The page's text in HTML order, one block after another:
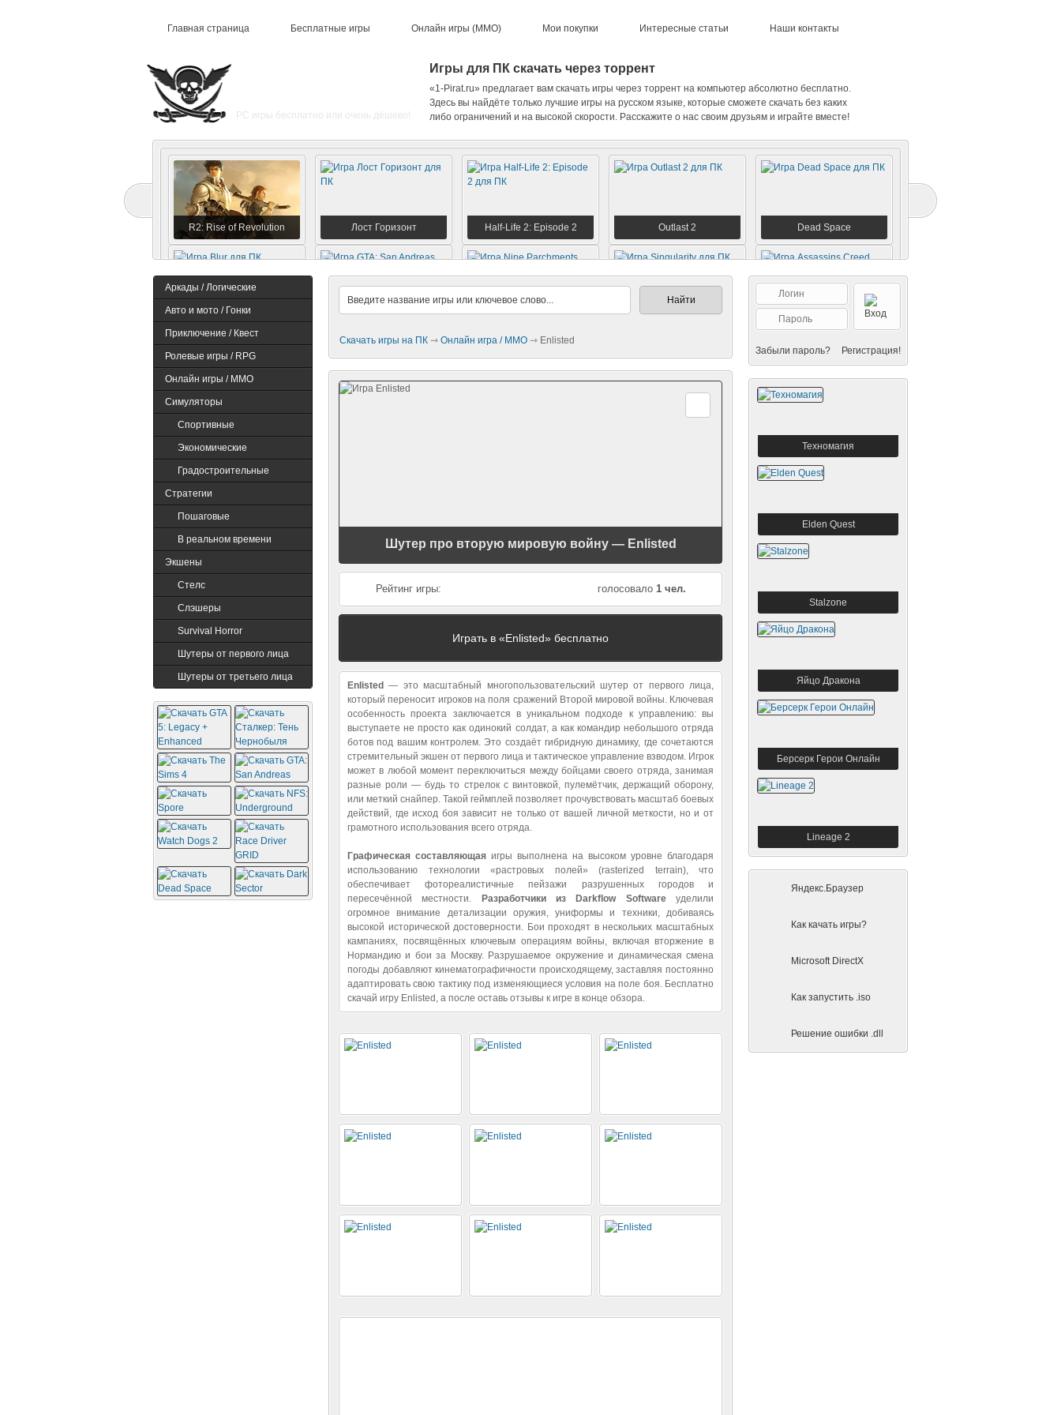
Главная страница Бесплатные игры Онлайн игры (ММО) Мои покупки Интересные статьи Наши контакты
PC игры бесплатно или очень дёшево!
Игры для ПК скачать через торрент
«1-Pirat.ru» предлагает вам скачать игры через торрент на компьютер абсолютно бесплатно.
Здесь вы найдёте только лучшие игры на русском языке, которые сможете скачать без каких
либо ограничений и на высокой скорости. Расскажите о нас своим друзьям и играйте вместе!
R2: Rise of Revolution Лост Горизонт Half-Life 2: Episode 2 Outlast 2 Dead Space
GTA: San Andreas Nine Parchments Singularity Assassins Creed
Point Blank
Скачать игры на ПК ⇾ Онлайн игра / MMO ⇾ Enlisted
Шутер про вторую мировую войну — Enlisted
Рейтинг игры: голосовало 1 чел.
Играть в «Enlisted» бесплатно
Enlisted — это масштабный многопользовательский шутер от первого лица,
который переносит игроков на поля сражений Второй мировой войны. Ключевая
особенность проекта заключается в уникальном подходе к управлению: вы
выступаете не просто как одинокий солдат, а как командир небольшого отряда
ботов под вашим контролем. Это создаёт гибридную динамику, где сочетаются
стремительный экшен от первого лица и тактическое управление взводом. Игрок
может в любой момент переключиться между бойцами своего отряда, занимая
разные роли — будь то стрелок с винтовкой, пулемётчик, держащий оборону,
или меткий снайпер. Такой геймплей позволяет прочувствовать масштаб боевых
действий, где исход боя зависит не только от вашей личной меткости, но и от
грамотного использования всего отряда.
Графическая составляющая игры выполнена на высоком уровне благодаря
использованию технологии «растровых полей» (rasterized terrain), что
обеспечивает фотореалистичные пейзажи разрушенных городов и
пересечённой местности.
Разработчики из Darkflow Softwareуделили
огромное внимание детализации оружия, униформы и техники, добиваясь
высокой исторической достоверности. Бои проходят в нескольких масштабных
кампаниях, посвящённых ключевым операциям войны, включая вторжение в
Нормандию и бои за Москву. Разрушаемое окружение и динамическая смена
погоды добавляют кинематографичности происходящему, заставляя постоянно
адаптировать свою тактику под изменяющиеся условия на поле боя. Бесплатно
скачай игру Enlisted, а после оставь отзывы к игре в конце обзора.
Аркады / Логические
Авто и мото / Гонки
Приключение / Квест
Ролевые игры / RPG
Онлайн игры / MMO
Симуляторы
Спортивные
Экономические
Градостроительные
Стратегии
Пошаговые
В реальном времени
Экшены
Cтелс
Слэшеры
Survival Horror
Шутеры от первого лица
Шутеры от третьего лица
Регистрация!
Забыли пароль?
Техномагия
Elden Quest
Stalzone
Яйцо Дракона
Берсерк Герои Онлайн
Lineage 2
Яндекс.Браузер
Как качать игры?
Microsoft DirectX
Как запустить .iso
Решение ошибки .dll